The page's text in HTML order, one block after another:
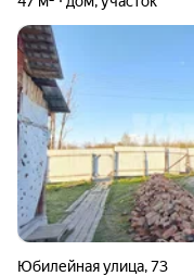
Юбилейная улица,73